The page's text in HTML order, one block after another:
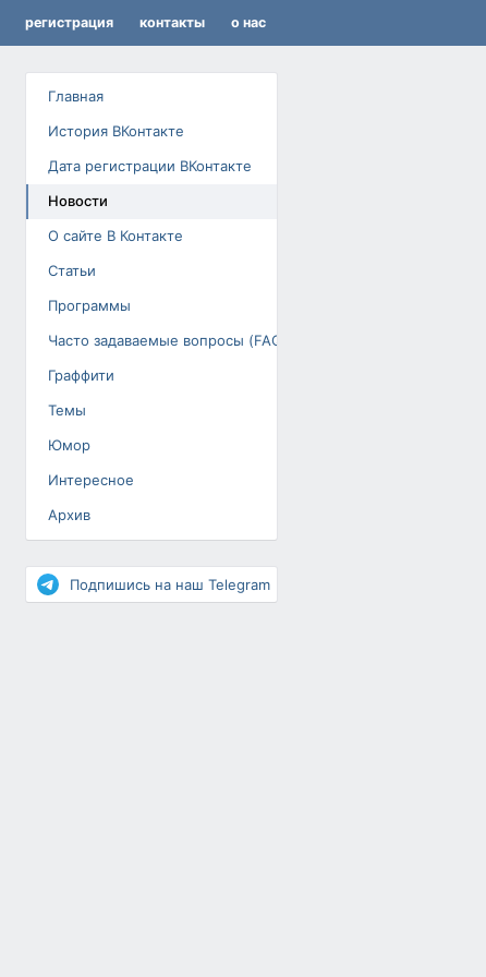
регистрация контакты о нас
Главная
История ВКонтакте
Дата регистрации ВКонтакте
Новости
О сайте В Контакте
Статьи
Программы
Часто задаваемые вопросы (FAQ)
Граффити
Темы
Юмор
Интересное
Архив
Повышение рейтинга
Подпишись на наш Telegram